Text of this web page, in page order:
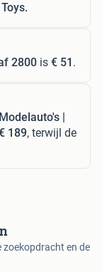
2800 is € 51 .
Modelauto's |
189, terwijl de
zoekopdracht en de